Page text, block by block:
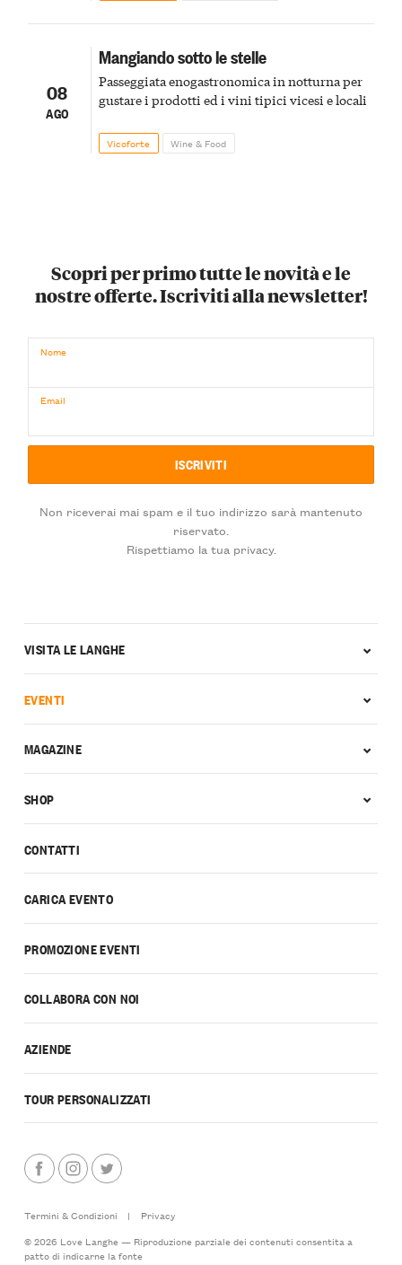
08
AGO
Mangiando sotto le stelle
Passeggiata enogastronomica in notturna per
gustare i prodotti ed i vini tipici vicesi e locali
Vicoforte Wine & Food
Scopri per primo tutte le novità e le
nostre offerte. Iscriviti alla newsletter!
Nome
Email
Non riceverai mai spam e il tuo indirizzo sarà mantenuto
riservato.
Rispettiamo la tua privacy.
CONTATTI
CARICA EVENTO
PROMOZIONE EVENTI
COLLABORA CON NOI
AZIENDE
TOUR PERSONALIZZATI
VISITA LE LANGHE
EVENTI
MAGAZINE
SHOP
Termini & Condizioni |
Privacy
© 2026 Love Langhe — Riproduzione parziale dei contenuti consentita a
patto di indicarne la fonte